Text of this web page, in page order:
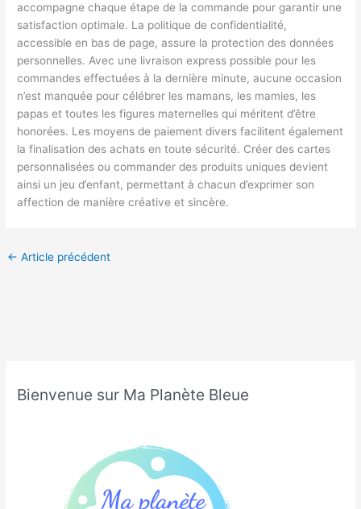
accompagne chaque étape de la commande pour garantir une
satisfaction optimale. La politique de confidentialité,
accessible en bas de page, assure la protection des données
personnelles. Avec une livraison express possible pour les
commandes effectuées à la dernière minute, aucune occasion
n’est manquée pour célébrer les mamans, les mamies, les
papas et toutes les figures maternelles qui méritent d’être
honorées. Les moyens de paiement divers facilitent également
la finalisation des achats en toute sécurité. Créer des cartes
personnalisées ou commander des produits uniques devient
ainsi un jeu d’enfant, permettant à chacun d’exprimer son
affection de manière créative et sincère.
← Article précédent
Bienvenue sur Ma Planète Bleue